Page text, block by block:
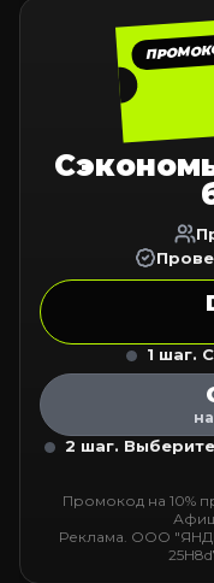
1 шаг.
2 шаг.
Промокод на 10%
Реклама. ООО